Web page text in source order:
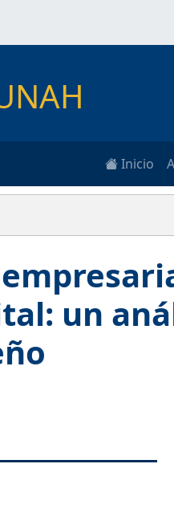
Inicio
un